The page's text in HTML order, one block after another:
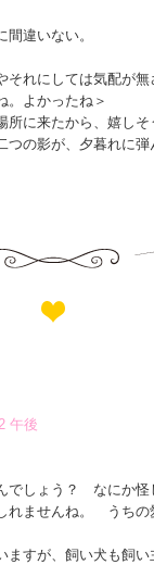
違いない。
それにしては気配が無
。よかったね＞
所に来たから、嬉し
つの影が、夕暮れに弾
午後
でしょう？ なにか怪
れませんね。 うちの
ますが、飼い犬も飼